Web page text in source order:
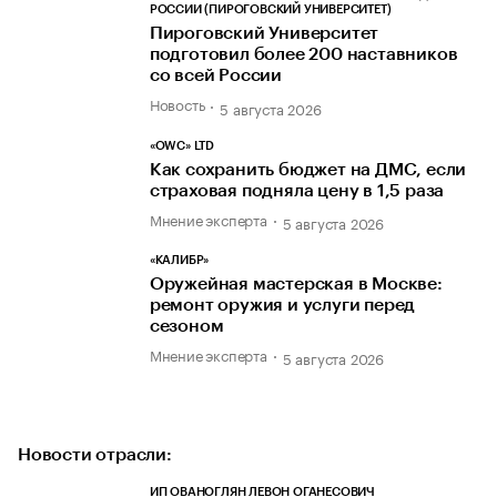
РОССИИ (ПИРОГОВСКИЙ УНИВЕРСИТЕТ)
Пироговский Университет
подготовил более 200 наставников
со всей России
Новость 5 августа 2026
«OWC» LTD
Как сохранить бюджет на ДМС, если
страховая подняла цену в 1,5 раза
Мнение эксперта 5 августа 2026
«КАЛИБР»
Оружейная мастерская в Москве:
ремонт оружия и услуги перед
сезоном
Мнение эксперта 5 августа 2026
Новости отрасли:
ИП ОВАНОГЛЯН ЛЕВОН ОГАНЕСОВИЧ